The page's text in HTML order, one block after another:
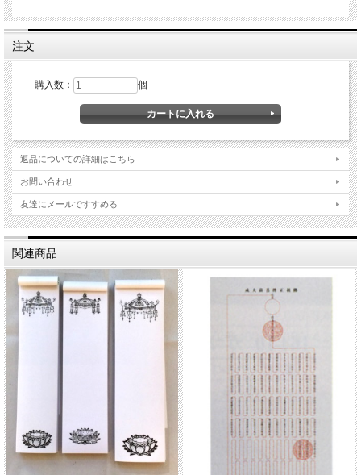
注文
購入数： 個
返品についての詳細はこちら
お問い合わせ
友達にメールですすめる
関連商品